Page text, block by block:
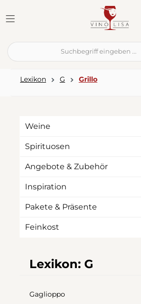
Lexikon G Grillo
Weine
Spirituosen
Angebote & Zubehör
Inspiration
Pakete & Präsente
Feinkost
Lexikon: G
Gaglioppo